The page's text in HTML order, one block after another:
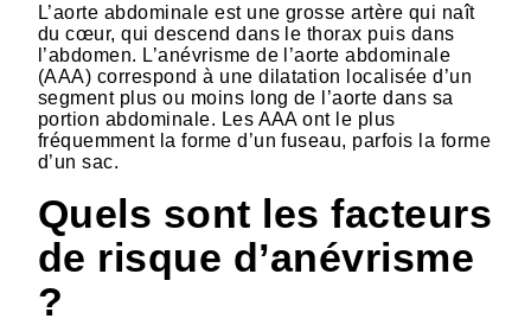
L’aorte abdominale est une grosse artère qui naît
du cœur, qui descend dans le thorax puis dans
l’abdomen. L’anévrisme de l’aorte abdominale
(AAA) correspond à une dilatation localisée d’un
segment plus ou moins long de l’aorte dans sa
portion abdominale. Les AAA ont le plus
fréquemment la forme d’un fuseau, parfois la forme
d’un sac.
Quels sont les facteurs
de risque d’anévrisme
?